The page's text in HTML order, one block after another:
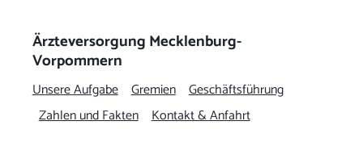
Ärzteversorgung Mecklenburg-
Vorpommern
Unsere Aufgabe Gremien Geschäftsführung
Zahlen und Fakten Kontakt & Anfahrt